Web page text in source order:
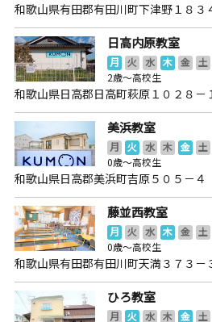
和歌山県有田郡有田川町下津野１８３
日高内原教室
月 火 水 木 金 土
2歳～高校生
和歌山県日高郡日高町萩原１０２８－１
美浜教室
月 火 水 木 金 土
0歳～高校生
和歌山県日高郡美浜町吉原５０５－４
藤並西教室
月 火 水 木 金 土
0歳～高校生
和歌山県有田郡有田川町天満３７３－
ひろ教室
月 火 水 木 金 土